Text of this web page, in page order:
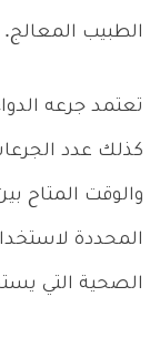
الطبيب المعالج.
تعتمد جرعه
كذلك عدد
والوقت المتاح
المحددة
الصحية التي